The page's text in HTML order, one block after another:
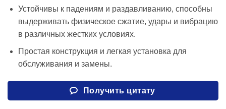
Устойчивы к падениям и раздавливанию, способны
выдерживать физическое сжатие, удары и вибрацию
в различных жестких условиях.
Простая конструкция и легкая установка для
обслуживания и замены.
Получить цитату